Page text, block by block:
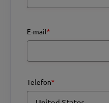
E-mail*
Telefon*